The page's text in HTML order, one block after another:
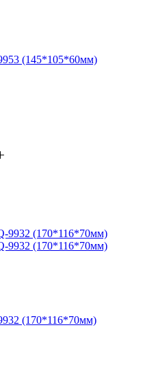
(145*105*60мм)
(170*116*70мм)